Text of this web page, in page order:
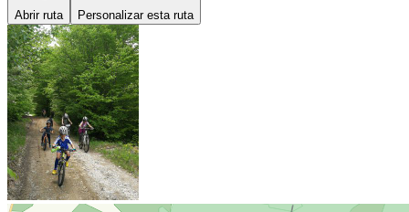
Abrir ruta Personalizar esta ruta